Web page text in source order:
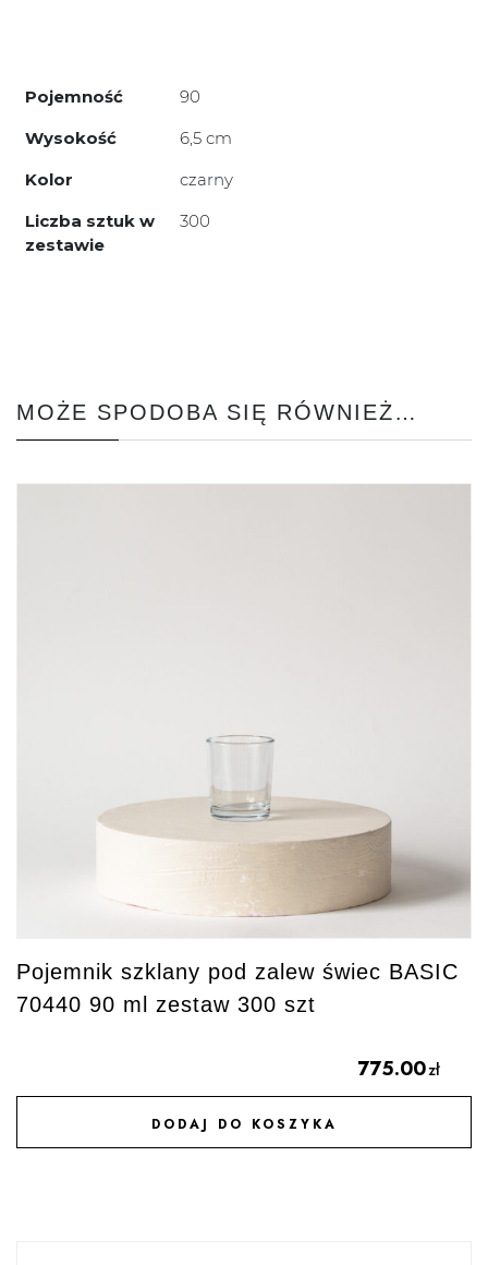
Pojemność
90
Wysokość
6,5 cm
Kolor
czarny
Liczba sztuk w
zestawie
300
MOŻE SPODOBA SIĘ RÓWNIEŻ…
Pojemnik szklany pod zalew świec BASIC
70440 90 ml zestaw 300 szt
775.00zł
DODAJ DO KOSZYKA
DODAJ DO ULUBIONYCH